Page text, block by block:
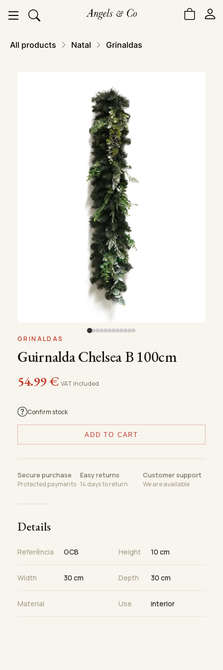
All products Natal Grinaldas
GRINALDAS
Guirnalda Chelsea B 100cm
54.99€ VAT included
Confirm stock
ADD TO CART
Secure purchase
Protected payments
Easy returns
14 days to return
Customer support
We are available
Details
Referência GCB Height 10 cm
Width 30 cm Depth 30 cm
Material Use interior